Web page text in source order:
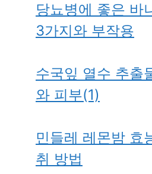
당뇨병에 좋은 바
3가지와 부작용
수국잎 열수 추출
와 피부(1)
민들레 레몬밤 효
취 방법